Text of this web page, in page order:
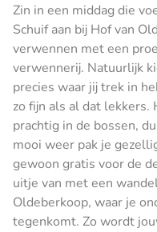
Zin in een middag die
Schuif aan bij Hof van
verwennen met een
verwennerij. Natuurlijk
precies waar jij trek in
zo fijn als al dat
prachtig in de bossen,
mooi weer pak je
gewoon gratis voor de
uitje van met een
Oldeberkoop, waar je
tegenkomt. Zo wordt